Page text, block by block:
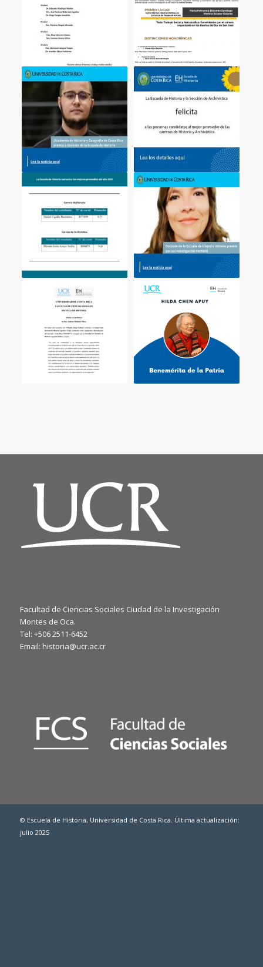
Facultad de Ciencias Sociales Ciudad de la Investigación
Montes de Oca.
Tel: +506 2511-6452
Email: historia@ucr.ac.cr
© Escuela de Historia, Universidad de Costa Rica. Última actualización:
julio 2025